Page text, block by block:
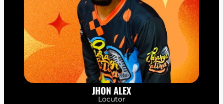
JHON ALEX
Locutor